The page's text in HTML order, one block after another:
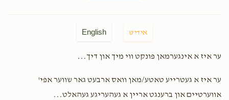
$100.00
לחם לפי הטף
English אידיש
ער איז א אינגערמאן פונקט ווי מיך און דיך...
ער איז א געטרייע טאטע/מאן וואס ארבעט גאר שווער אפי'
אווערטיים און ברענגט אריין א געהעריגע געהאלט...